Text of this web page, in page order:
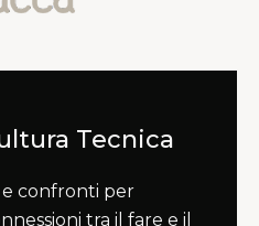
Tecnica
e confronti per
tra il fare e il